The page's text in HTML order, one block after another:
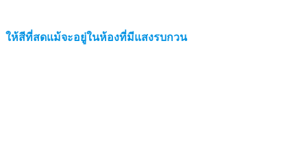
ให้สีที่สดแม้จะอยู่ในห้องที่มีแสงรบกวน